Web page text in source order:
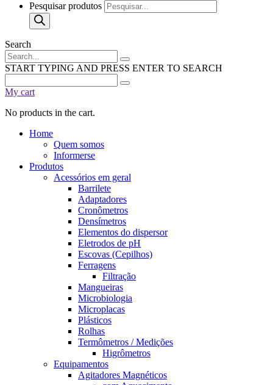
Pesquisar produtos
Search
START TYPING AND PRESS ENTER TO SEARCH
My cart
No products in the cart.
Home
Quem somos
Informerse
Produtos
Acessórios em geral
Barrilete
Adaptadores
Cronômetros
Densímetros
Elementos do dispersor
Eletrodos de pH
Escovas (Cepilhos)
Ferragens
Filtração
Mangueiras
Microbiologia
Microplacas
Plásticos
Rolhas
Termômetros / Medições
Higrômetros
Equipamentos
Agitadores Magnéticos